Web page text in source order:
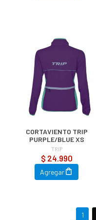
CORTAVIENTO TRIP
PURPLE/BLUE XS
TRIP
$ 24.990
Agregar
1